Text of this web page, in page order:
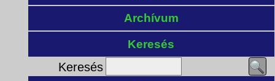
Archívum
Keresés
Keresés